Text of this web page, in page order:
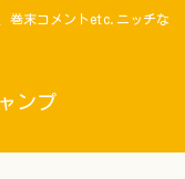
巻末コメントetc.ニッチな
ンプ